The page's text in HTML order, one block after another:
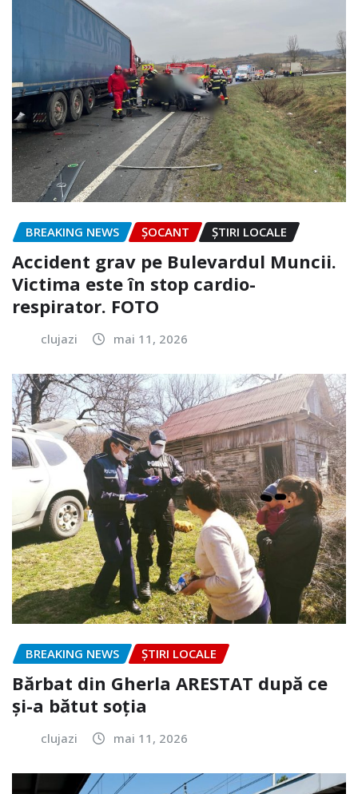
BREAKING NEWS ȘOCANT ȘTIRI LOCALE
Accident grav pe Bulevardul Muncii.
Victima este în stop cardio-
respirator. FOTO
clujazi mai 11, 2026
BREAKING NEWS ȘTIRI LOCALE
Bărbat din Gherla ARESTAT după ce
și-a bătut soția
clujazi mai 11, 2026